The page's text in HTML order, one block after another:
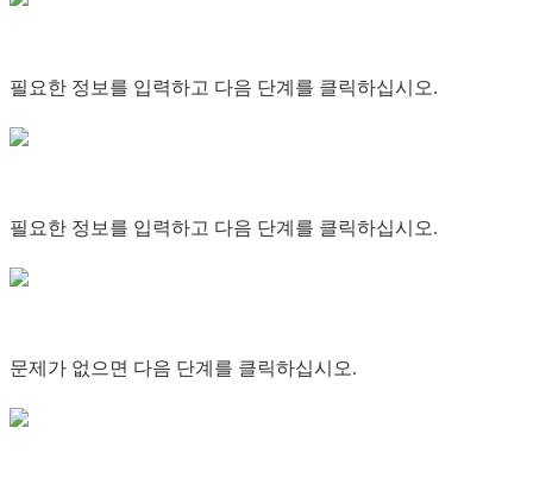
필요한 정보를 입력하고 다음 단계를 클릭하십시오.
필요한 정보를 입력하고 다음 단계를 클릭하십시오.
문제가 없으면 다음 단계를 클릭하십시오.